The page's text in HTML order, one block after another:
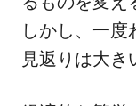
しかし、一度
見返りは大き